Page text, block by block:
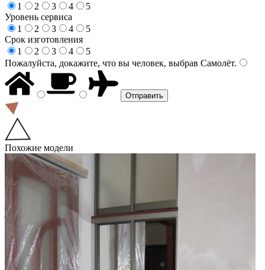
1
2 3 4
5
Уровень сервиса
1
2 3 4
5
Срок изготовления
1
2 3 4
5
Пожалуйста, докажите, что вы человек, выбрав Самолёт.
Похожие модели